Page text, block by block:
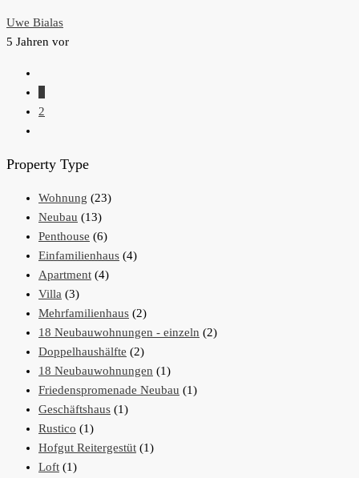
Uwe Bialas
5 Jahren vor
2
Property Type
Wohnung (23)
Neubau (13)
Penthouse (6)
Einfamilienhaus (4)
Apartment (4)
Villa (3)
Mehrfamilienhaus (2)
18 Neubauwohnungen - einzeln (2)
Doppelhaushälfte (2)
18 Neubauwohnungen (1)
Friedenspromenade Neubau (1)
Geschäftshaus (1)
Rustico (1)
Hofgut Reitergestüt (1)
Loft (1)